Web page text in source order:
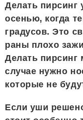
Делать пирсинг
осенью, когда
градусов. Это
раны плохо
Делать пирсинг
случае нужно
которые не
Если уши